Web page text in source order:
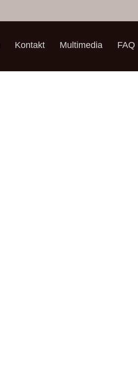
Kontakt Multimedia FAQ